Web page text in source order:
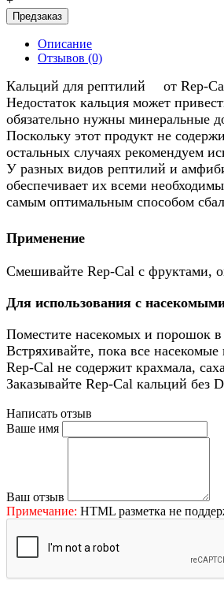
Предзаказ
Описание
Отзывов (0)
Кальций для рептилий
от Rep-
Недостаток кальция может
обязательно нужны минеральные
Поскольку этот продукт не
остальных случаях рекомендуем
У разных видов рептилий и
обеспечивает их всеми
самым оптимальным способом
Применение
Смешивайте Rep-Cal с фруктами,
Для использования с
Поместите насекомых и порошок
Встряхивайте, пока все
Rep-Cal не содержит крахмала,
Заказывайте Rep-Cal кальций без
Написать отзыв
Ваше имя
Ваш отзыв
Примечание: HTML разметка не